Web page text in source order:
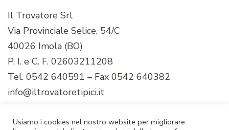
Il Trovatore Srl
Via Provinciale Selice, 54/C
40026 Imola (BO)
P. I. e C. F. 02603211208
Tel. 0542 640591 – Fax 0542 640382
info@iltrovatoretipici.it
Usiamo i cookies nel nostro website per migliorare